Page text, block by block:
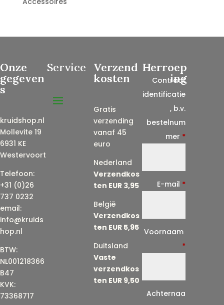
Onze
gegeven
s
kruidshop.nl
Mollevite 19
6931 KE
Westervoort
Telefoon:
+31 (0)26
737 0232
email:
info@kruids
hop.nl
BTW:
NL001218366
B47
KVK:
73368717
Service Verzend
kosten
Gratis
verzending
vanaf 45
euro
Nederland
Verzendkos
ten EUR 3,95
België
Verzendkos
ten EUR 5,95
Duitsland
Vaste
verzendkos
ten EUR 9,50
Herroep
ing
Contract
identificatie
, b.v.
bestelnum
mer *
E-mail *
Voornaam
*
Achternaa